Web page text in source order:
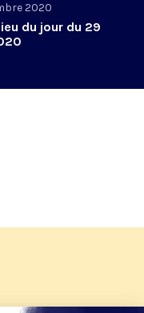
2020
du jour du 29